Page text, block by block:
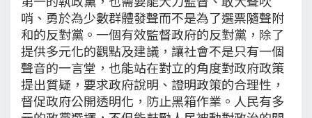
哨、勇於為少數群體發聲而不是為了選票隨聲附
和的反對黨。一個有效監督政府的反對黨，除了
提供多元化的觀點及建議，讓社會不是只有一個
聲音的一言堂，也能站在對立的角度對政府政策
提出質疑，要求政府說明、證明政策的合理性，
督促政府公開透明化，防止黑箱作業。人民有多